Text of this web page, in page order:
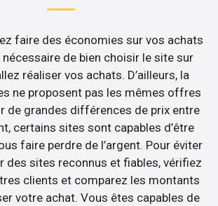
faire des économies sur vos achats
nécessaire de bien choisir le site sur
réaliser vos achats. D’ailleurs, la
ne proposent pas les mêmes offres
de grandes différences de prix entre
certains sites sont capables d’être
faire perdre de l’argent. Pour éviter
des sites reconnus et fiables, vérifiez
clients et comparez les montants
votre achat. Vous êtes capables de